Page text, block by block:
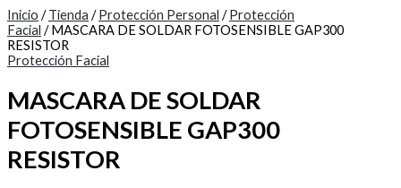
Inicio /Tienda /Protección Personal /Protección
Facial / MASCARA DE SOLDAR FOTOSENSIBLE GAP300
RESISTOR
Protección Facial
MASCARA DE SOLDAR
FOTOSENSIBLE GAP300
RESISTOR